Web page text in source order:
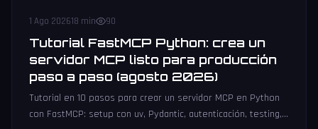
1 Ago 202618 min 90
Tutorial FastMCP Python: crea un
servidor MCP listo para producción
paso a paso (agosto 2026)
Tutorial en 10 pasos para crear un servidor MCP en Python
con FastMCP: setup con uv, Pydantic, autenticación, testing,